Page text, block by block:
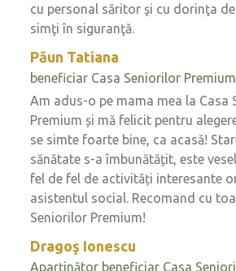
cu personal săritor şi cu dorinţa
simţi în siguranţă.
Păun Tatiana
beneficiar Casa Seniorilor Premium
Am adus-o pe mama mea la Casa
Premium și mă felicit pentru
se simte foarte bine, ca acasă!
sănătate s-a îmbunătățit, este
fel de fel de activități interesante
asistentul social. Recomand cu
Seniorilor Premium!
Dragoş Ionescu
Aparţinător beneficiar Casa